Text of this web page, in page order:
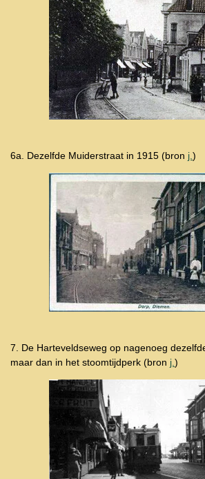
6a. Dezelfde Muiderstraat in 1915 (bron j. )
7. De Harteveldseweg op nagenoeg
maar dan in het stoomtijdperk (bron j. )